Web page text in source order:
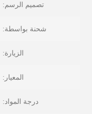
تصميم الرسم:
شحنة بواسطة:
الزيارة:
المعيار:
درجة المواد: